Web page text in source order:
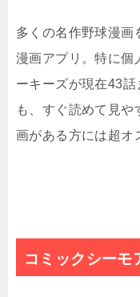
多くの名作野球漫画
漫画アプリ。特に個
ーキーズが現在43話
も、すぐ読めて見や
画がある方には超オ
コミックシーモ